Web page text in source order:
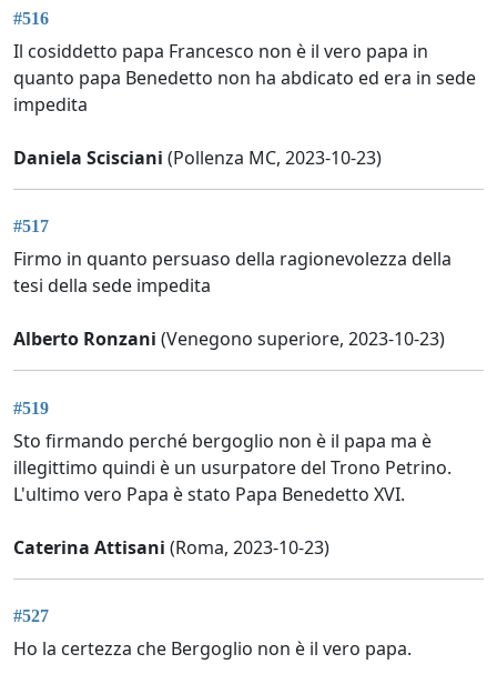
#516
Il cosiddetto papa Francesco non è il vero papa in
quanto papa Benedetto non ha abdicato ed era in sede
impedita
Daniela Scisciani (Pollenza MC, 2023-10-23)
#517
Firmo in quanto persuaso della ragionevolezza della
tesi della sede impedita
Alberto Ronzani (Venegono superiore, 2023-10-23)
#519
Sto firmando perché bergoglio non è il papa ma è
illegittimo quindi è un usurpatore del Trono Petrino.
L'ultimo vero Papa è stato Papa Benedetto XVI.
Caterina Attisani (Roma, 2023-10-23)
#527
Ho la certezza che Bergoglio non è il vero papa.